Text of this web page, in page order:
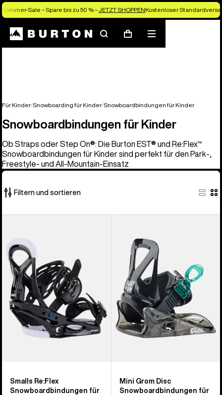
Sommer-Sale – Spare bis zu 50 % – JETZT SHOPPENKostenloser
SuchenWarenkorb
Menü
Für Kinder Snowboarding für Kinder Snowboardbindungen für Kinder
Snowboardbindungen für Kinder
Ob Straps oder Step On®: Die Burton EST® und Re:Flex™
Snowboardbindungen für Kinder sind perfekt für den Park-,
Freestyle- und All-Mountain-Einsatz
Filtern und sortieren
Produkten
Re:Flex
Snowboardbindung
für
Kinder
Smalls Re:Flex
Snowboardbindungen für
Snowboardbindung
Kinder
Mini Grom Disc
Snowboardbindungen für